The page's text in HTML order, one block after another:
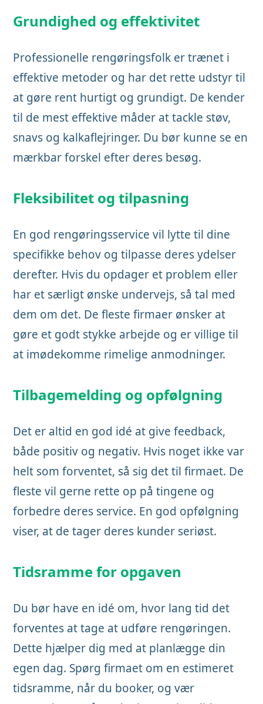
Grundighed og effektivitet
Professionelle rengøringsfolk er trænet i
effektive metoder og har det rette udstyr til
at gøre rent hurtigt og grundigt. De kender
til de mest effektive måder at tackle støv,
snavs og kalkaflejringer. Du bør kunne se en
mærkbar forskel efter deres besøg.
Fleksibilitet og tilpasning
En god rengøringsservice vil lytte til dine
specifikke behov og tilpasse deres ydelser
derefter. Hvis du opdager et problem eller
har et særligt ønske undervejs, så tal med
dem om det. De fleste firmaer ønsker at
gøre et godt stykke arbejde og er villige til
at imødekomme rimelige anmodninger.
Tilbagemelding og opfølgning
Det er altid en god idé at give feedback,
både positiv og negativ. Hvis noget ikke var
helt som forventet, så sig det til firmaet. De
fleste vil gerne rette op på tingene og
forbedre deres service. En god opfølgning
viser, at de tager deres kunder seriøst.
Tidsramme for opgaven
Du bør have en idé om, hvor lang tid det
forventes at tage at udføre rengøringen.
Dette hjælper dig med at planlægge din
egen dag. Spørg firmaet om en estimeret
tidsramme, når du booker, og vær